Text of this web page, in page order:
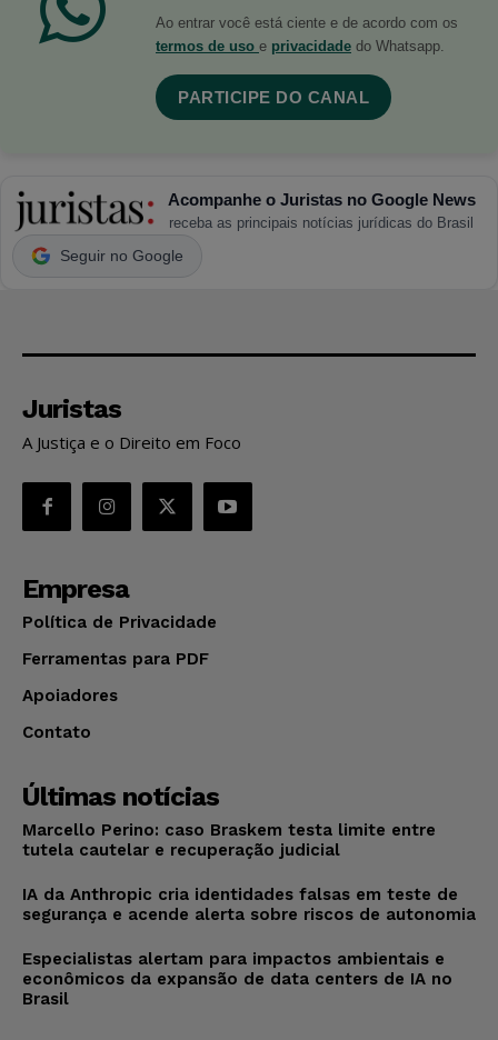
Ao entrar você está ciente e de acordo com os
termos de uso e privacidade do Whatsapp.
PARTICIPE DO CANAL
Acompanhe o Juristas no Google News
receba as principais notícias jurídicas do Brasil
Seguir no Google
Juristas
A Justiça e o Direito em Foco
Empresa
Política de Privacidade
Ferramentas para PDF
Apoiadores
Contato
Últimas notícias
Marcello Perino: caso Braskem testa limite entre
tutela cautelar e recuperação judicial
IA da Anthropic cria identidades falsas em teste de
segurança e acende alerta sobre riscos de autonomia
Especialistas alertam para impactos ambientais e
econômicos da expansão de data centers de IA no
Brasil